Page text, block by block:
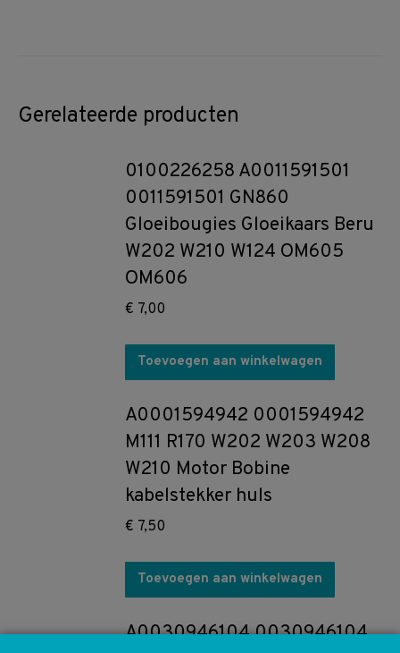
Gerelateerde producten
0100226258 A0011591501
0011591501 GN860
Gloeibougies Gloeikaars Beru
W202 W210 W124 OM605
OM606
€ 7,00
Toevoegen aan winkelwagen
A0001594942 0001594942
M111 R170 W202 W203 W208
W210 Motor Bobine
kabelstekker huls
€ 7,50
Toevoegen aan winkelwagen
A0030946104 0030946104